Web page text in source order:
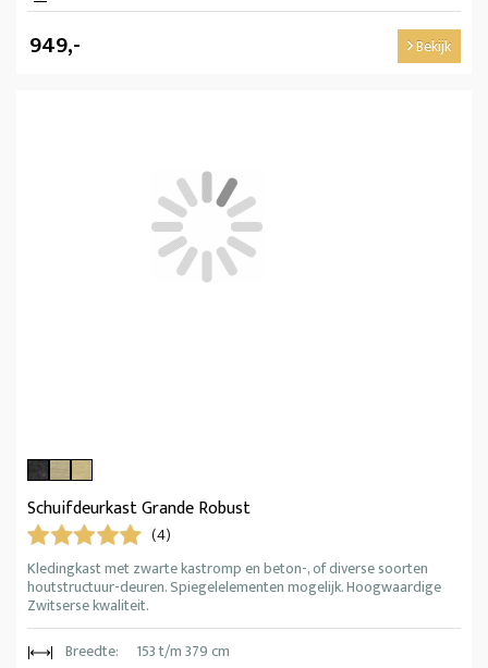
949,- Bekijk
Schuifdeurkast Grande Robust
(4)
Kledingkast met zwarte kastromp en beton-, of diverse soorten
houtstructuur-deuren. Spiegelelementen mogelijk. Hoogwaardige
Zwitserse kwaliteit.
Breedte:
153 t/m 379 cm